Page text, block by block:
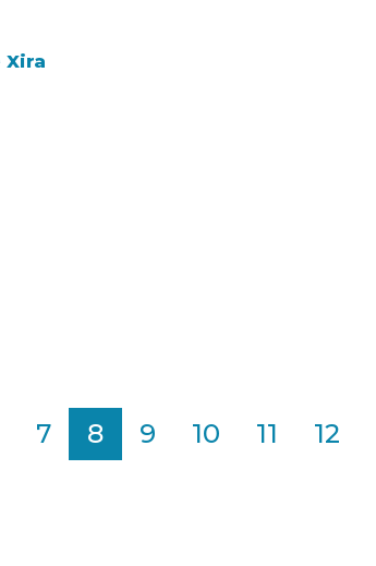
Xira
7 8 9 10 11 12